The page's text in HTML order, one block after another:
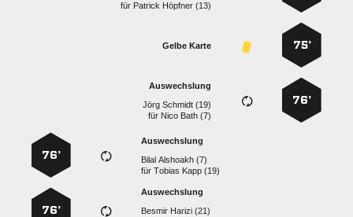
für   
75’
Gelbe Karte
76’
Auswechslung
  
für   
Auswechslung
  
für  
76’
Auswechslung
  
76’